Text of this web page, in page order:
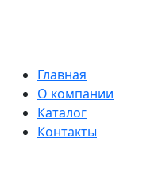
Главная
О компании
Каталог
Контакты